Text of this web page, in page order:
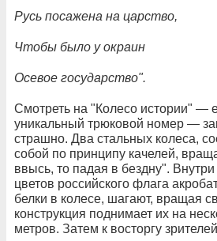
Русь посажена на царство,
Чтобы было у окраин
Осевое государство".
Смотреть на "Колесо истории" —
уникальный трюковой номер —
страшно. Два стальных колеса,
собой по принципу качелей,
ввысь, то падая в бездну".
цветов российского флага
белки в колесе, шагают, вращая
конструкция поднимает их на
метров. Затем к восторгу